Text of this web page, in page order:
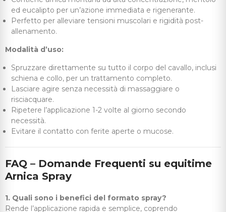
ed eucalipto per un’azione immediata e rigenerante.
Perfetto per alleviare tensioni muscolari e rigidità post-
allenamento.
Modalità d’uso:
Spruzzare direttamente su tutto il corpo del cavallo, inclusi
schiena e collo, per un trattamento completo.
Lasciare agire senza necessità di massaggiare o
risciacquare.
Ripetere l’applicazione 1-2 volte al giorno secondo
necessità.
Evitare il contatto con ferite aperte o mucose.
FAQ – Domande Frequenti su equitime
Arnica Spray
1. Quali sono i benefici del formato spray?
Rende l’applicazione rapida e semplice, coprendo